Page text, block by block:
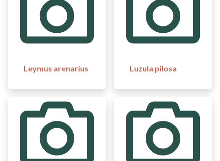
Leymus arenarius Luzula pilosa